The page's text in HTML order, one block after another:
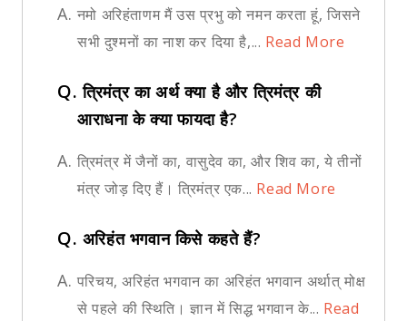
A. नमो अरिहंताणम मैं उस प्रभु को नमन करता हूं, जिसने
सभी दुश्मनों का नाश कर दिया है,... Read More
Q.त्रिमंत्र का अर्थ क्या है और त्रिमंत्र की
आराधना के क्या फायदा है?
A. त्रिमंत्र में जैनों का, वासुदेव का, और शिव का, ये तीनों
मंत्र जोड़ दिए हैं। त्रिमंत्र एक... Read More
Q. अरिहंत भगवान किसे कहते हैं?
A. परिचय, अरिहंत भगवान का अरिहंत भगवान अर्थात् मोक्ष
से पहले की स्थिति। ज्ञान में सिद्ध भगवान के... Read